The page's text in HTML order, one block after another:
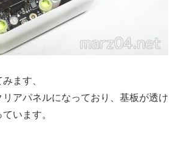
ます、
アパネルになっており、基板が透け
います。